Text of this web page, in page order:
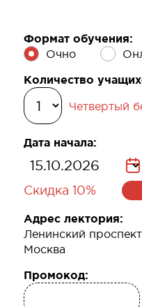
Формат обучения:
Очно
Количество
Четвертый
Дата начала:
Скидка 10%
Адрес лектория:
Ленинский
Москва
Промокод: